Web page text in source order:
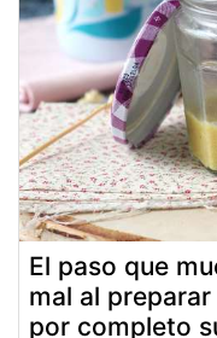
El paso que
mal al
por completo